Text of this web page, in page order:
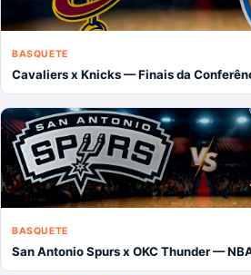
BASQUETE
Cavaliers x Knicks — Finais da
BASQUETE
San Antonio Spurs x OKC Thunder —